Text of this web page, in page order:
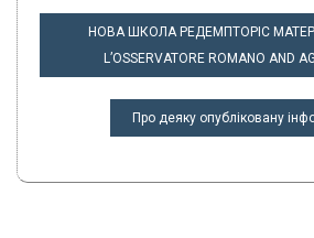
НАВІГАЦІЯ
ЗАПИСІВ
НОВА ШКОЛА РЕДЕМПТОРІС МАТЕР
L’OSSERVATORE ROMANO AND
Про деяку опубліковану